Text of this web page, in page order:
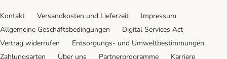
Kontakt Versandkosten und Lieferzeit
Impressum
Allgemeine Geschäftsbedingungen
Digital Services Act
Vertrag widerrufen
Entsorgungs- und Umweltbestimmungen
Zahlungsarten
Über uns Partnerprogramme Karriere